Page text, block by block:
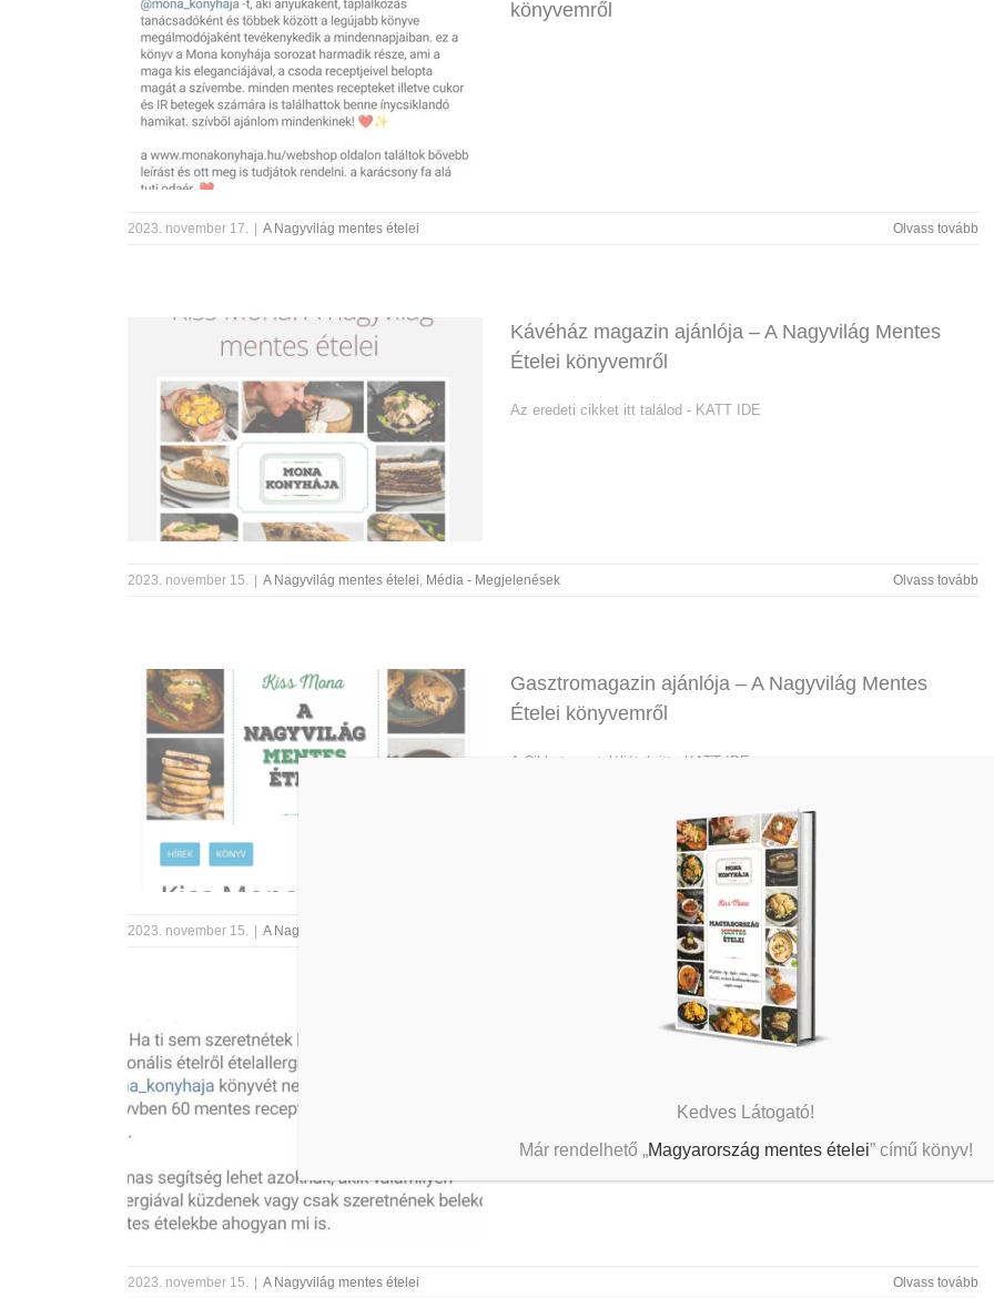
könyvemről
2023. november 17. A Nagyvilág mentes ételei Olvass tovább
Kávéház magazin ajánlója – A Nagyvilág Mentes
Ételei könyvemről
Az eredeti cikket itt találod - KATT IDE
2023. november 15. | A Nagyvilág mentes ételei Média - Megjelenések Olvass tovább
Gasztromagazin ajánlója – A Nagyvilág Mentes
Ételei könyvemről
A Cikket megtaláljátok itt - KATT IDE
2023. november 15. A Nagyvilág mentes ételei
Dóri ajánlója – A Nagyvilág Mentes Ételei
2023. november 15. A Nagyvilág mentes ételei Olvass tovább
Kedves Látogató!
Már rendelhető „Magyarország mentes ételei” című könyv!